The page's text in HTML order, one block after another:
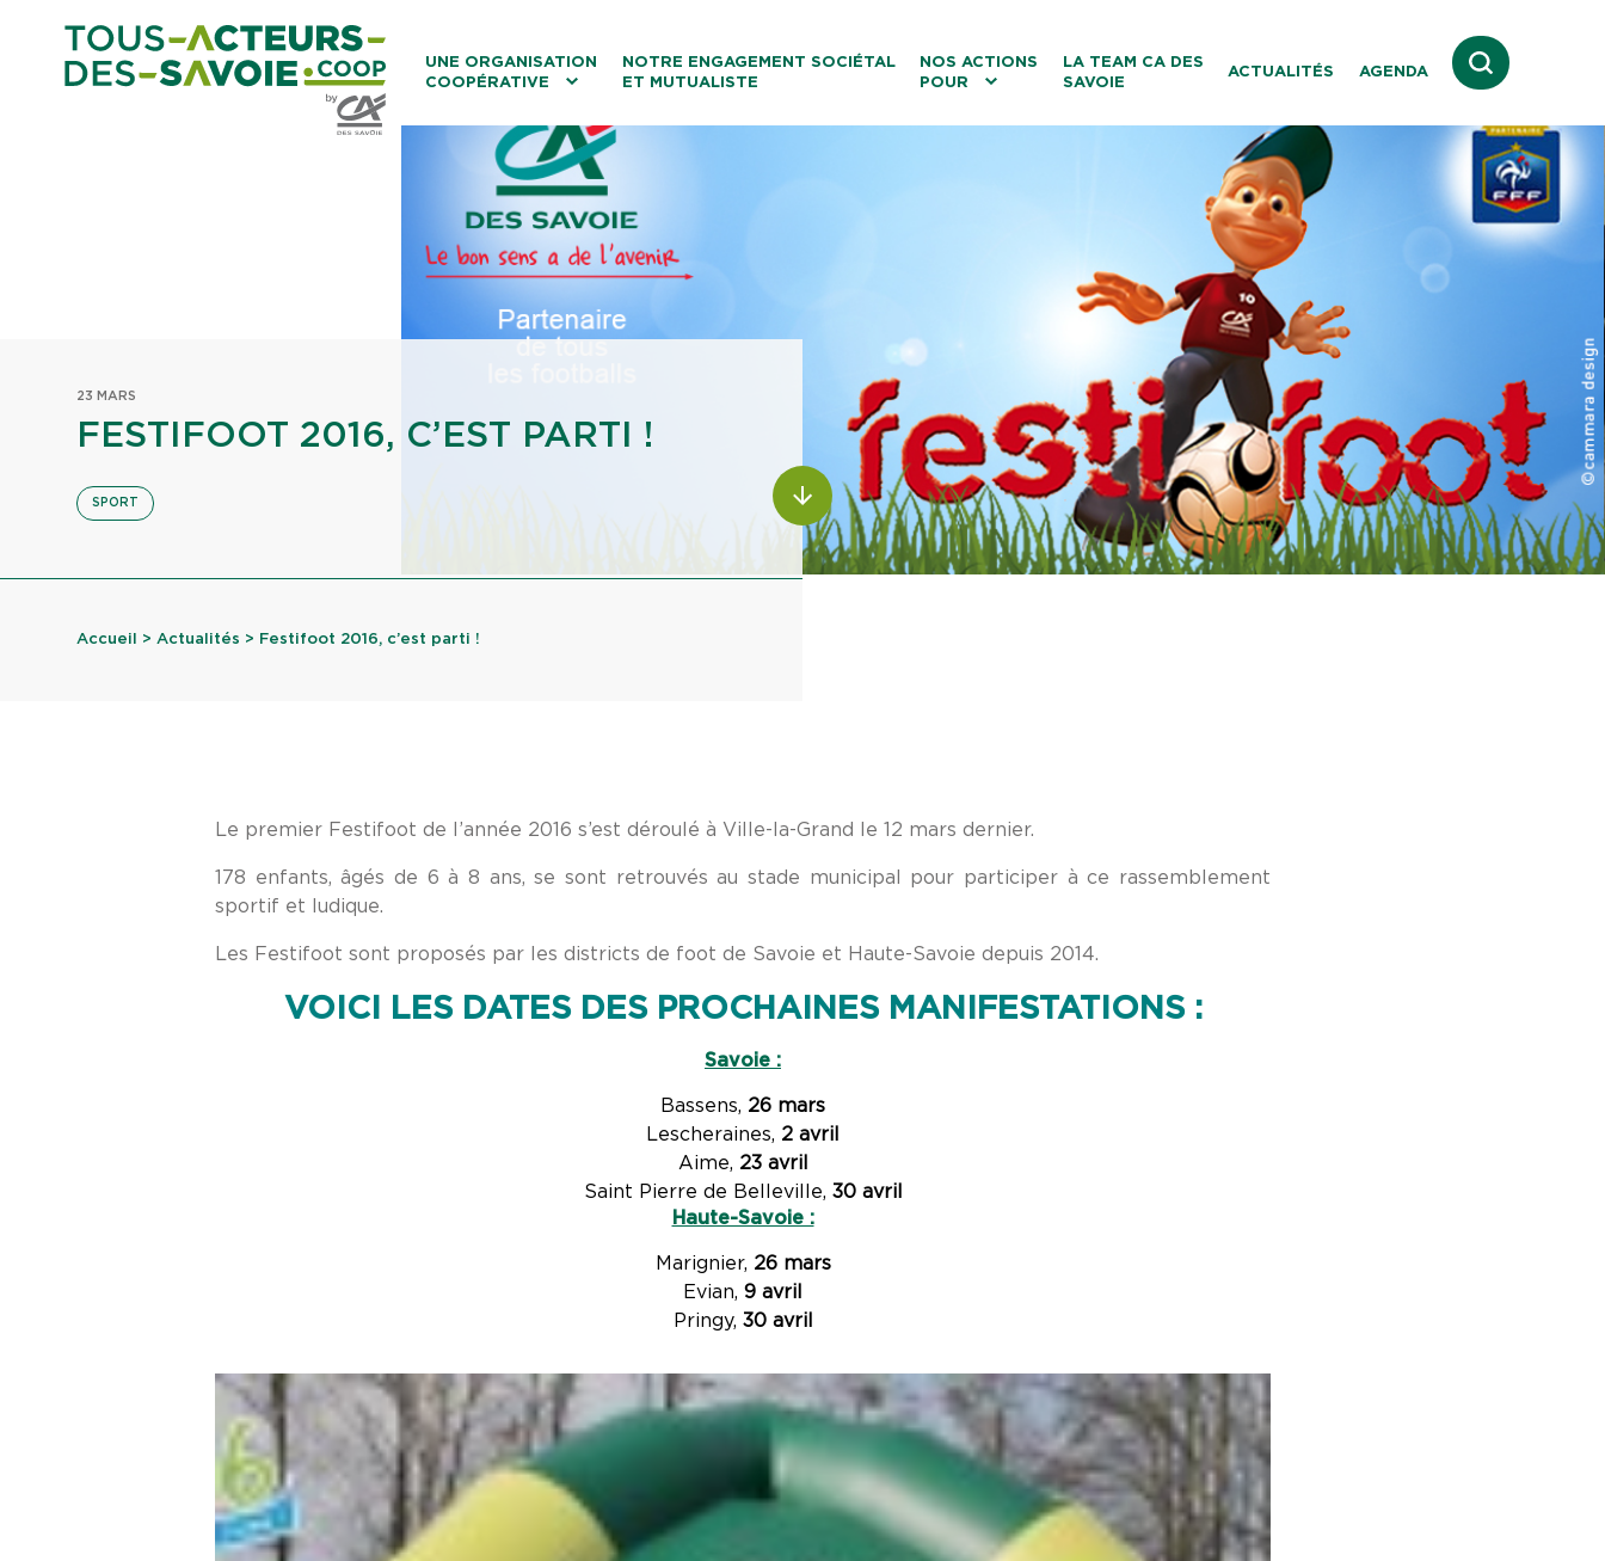
UNE ORGANISATION
COOPÉRATIVE
Caisses Locales
NOTRE ENGAGEMENT SOCIÉTAL
ET MUTUALISTE
NOS ACTIONS
POUR
LA TEAM CA DES
SAVOIE
ACTUALITÉS AGENDA Lien vers la
23 MARS
FESTIFOOT 2016, C’EST PARTI !
SPORT
Accueil > Actualités > Festifoot 2016, c’est parti !
Le premier Festifoot de l’année 2016 s’est déroulé à Ville-la-Grand le 12 mars dernier.
178 enfants, âgés de 6 à 8 ans, se sont retrouvés au stade municipal pour participer à ce rassemblement
sportif et ludique.
Les Festifoot sont proposés par les districts de foot de Savoie et Haute-Savoie depuis 2014.
VOICI LES DATES DES PROCHAINES MANIFESTATIONS :
Savoie :
Bassens, 26 mars
Lescheraines, 2 avril
Aime, 23 avril
Saint Pierre de Belleville, 30 avril
Haute-Savoie :
Marignier, 26 mars
Evian, 9 avril
Pringy, 30 avril